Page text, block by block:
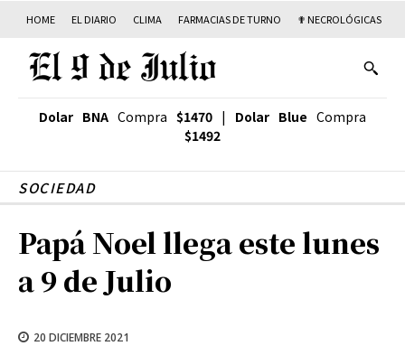
HOME EL DIARIO CLIMA FARMACIAS DE TURNO ✟ NECROLÓGICAS
Dolar BNA Compra $1470 | Dolar Blue Compra
$1492
SOCIEDAD
Papá Noel llega este lunes
a 9 de Julio
20 DICIEMBRE 2021